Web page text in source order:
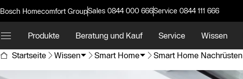
Bosch Homecomfort GroupSales 0844 000 666Service 0844 111 666
Produkte Beratung und Kauf Service Wissen
Startseite
Wissen Smart Home Smart Home Nachrüsten